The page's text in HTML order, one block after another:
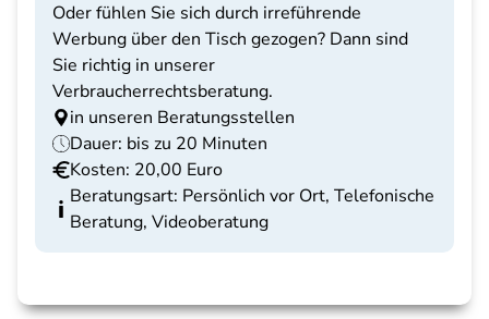
Oder fühlen Sie sich durch irreführende
Werbung über den Tisch gezogen? Dann sind
Sie richtig in unserer
Verbraucherrechtsberatung.
in unseren Beratungsstellen
Dauer: bis zu 20 Minuten
Kosten: 20,00 Euro
Beratungsart: Persönlich vor Ort, Telefonische
Beratung, Videoberatung